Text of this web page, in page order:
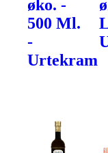
øko. -
500 Ml.
-
Urtekram